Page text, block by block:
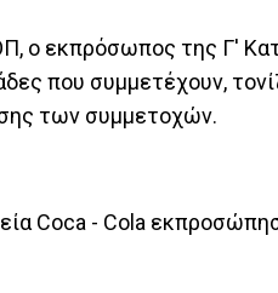
ο εκπρόσωπος της Γ'
που συμμετέχουν,
των συμμετοχών.
Coca - Cola